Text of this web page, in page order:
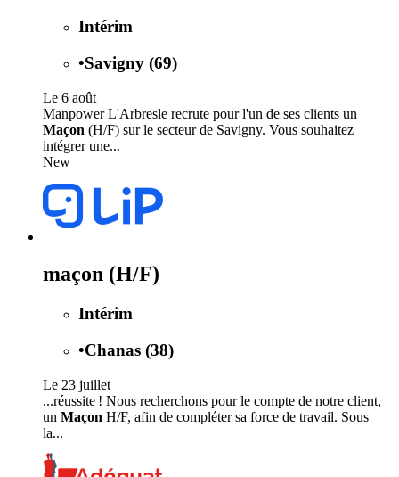
Intérim
•Savigny (69)
Le 6 août
Manpower L'Arbresle recrute pour l'un de ses clients un
Maçon (H/F) sur le secteur de Savigny. Vous souhaitez
intégrer une...
New
maçon (H/F)
Intérim
•Chanas (38)
Le 23 juillet
...réussite ! Nous recherchons pour le compte de notre client,
un Maçon H/F, afin de compléter sa force de travail. Sous
la...